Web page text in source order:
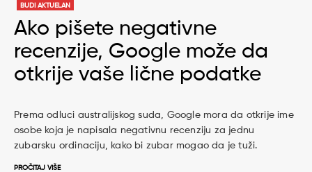
BUDI AKTUELAN
Ako pišete negativne
recenzije, Google može da
otkrije vaše lične podatke
Prema odluci australijskog suda, Google mora da otkrije ime
osobe koja je napisala negativnu recenziju za jednu
zubarsku ordinaciju, kako bi zubar mogao da je tuži.
PROČITAJ VIŠE